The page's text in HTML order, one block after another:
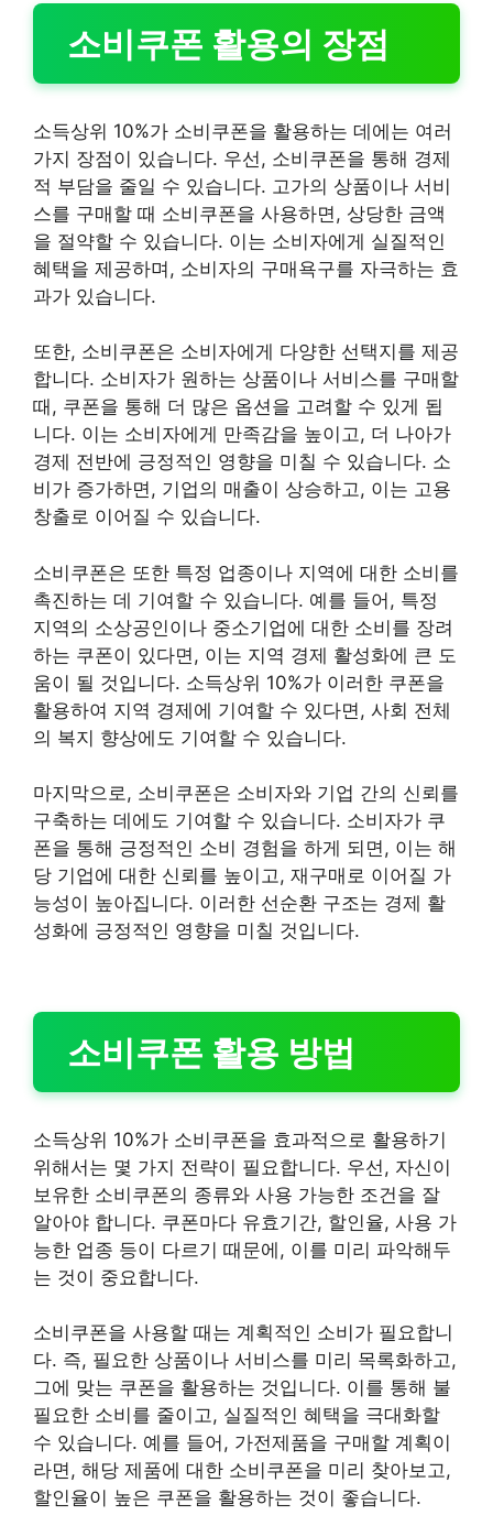
소비쿠폰 활용의 장점
소득상위 10%가 소비쿠폰을 활용하는 데에는 여러
가지 장점이 있습니다. 우선, 소비쿠폰을 통해 경제
적 부담을 줄일 수 있습니다. 고가의 상품이나 서비
스를 구매할 때 소비쿠폰을 사용하면, 상당한 금액
을 절약할 수 있습니다. 이는 소비자에게 실질적인
혜택을 제공하며, 소비자의 구매욕구를 자극하는 효
과가 있습니다.
또한, 소비쿠폰은 소비자에게 다양한 선택지를 제공
합니다. 소비자가 원하는 상품이나 서비스를 구매할
때, 쿠폰을 통해 더 많은 옵션을 고려할 수 있게 됩
니다. 이는 소비자에게 만족감을 높이고, 더 나아가
경제 전반에 긍정적인 영향을 미칠 수 있습니다. 소
비가 증가하면, 기업의 매출이 상승하고, 이는 고용
창출로 이어질 수 있습니다.
소비쿠폰은 또한 특정 업종이나 지역에 대한 소비를
촉진하는 데 기여할 수 있습니다. 예를 들어, 특정
지역의 소상공인이나 중소기업에 대한 소비를 장려
하는 쿠폰이 있다면, 이는 지역 경제 활성화에 큰 도
움이 될 것입니다. 소득상위 10%가 이러한 쿠폰을
활용하여 지역 경제에 기여할 수 있다면, 사회 전체
의 복지 향상에도 기여할 수 있습니다.
마지막으로, 소비쿠폰은 소비자와 기업 간의 신뢰를
구축하는 데에도 기여할 수 있습니다. 소비자가 쿠
폰을 통해 긍정적인 소비 경험을 하게 되면, 이는 해
당 기업에 대한 신뢰를 높이고, 재구매로 이어질 가
능성이 높아집니다. 이러한 선순환 구조는 경제 활
성화에 긍정적인 영향을 미칠 것입니다.
소비쿠폰 활용 방법
소득상위 10%가 소비쿠폰을 효과적으로 활용하기
위해서는 몇 가지 전략이 필요합니다. 우선, 자신이
보유한 소비쿠폰의 종류와 사용 가능한 조건을 잘
알아야 합니다. 쿠폰마다 유효기간, 할인율, 사용 가
능한 업종 등이 다르기 때문에, 이를 미리 파악해두
는 것이 중요합니다.
소비쿠폰을 사용할 때는 계획적인 소비가 필요합니
다. 즉, 필요한 상품이나 서비스를 미리 목록화하고,
그에 맞는 쿠폰을 활용하는 것입니다. 이를 통해 불
필요한 소비를 줄이고, 실질적인 혜택을 극대화할
수 있습니다. 예를 들어, 가전제품을 구매할 계획이
라면, 해당 제품에 대한 소비쿠폰을 미리 찾아보고,
할인율이 높은 쿠폰을 활용하는 것이 좋습니다.